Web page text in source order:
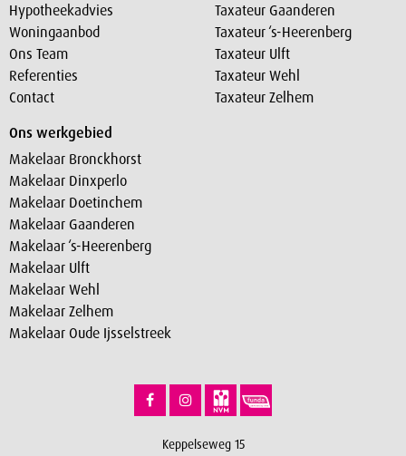
Hypotheekadvies
Woningaanbod
Ons Team
Referenties
Contact
Taxateur Gaanderen
Taxateur ‘s-Heerenberg
Taxateur Ulft
Taxateur Wehl
Taxateur Zelhem
Ons werkgebied
Makelaar Bronckhorst
Makelaar Dinxperlo
Makelaar Doetinchem
Makelaar Gaanderen
Makelaar ‘s-Heerenberg
Makelaar Ulft
Makelaar Wehl
Makelaar Zelhem
Makelaar Oude Ijsselstreek
Keppelseweg 15